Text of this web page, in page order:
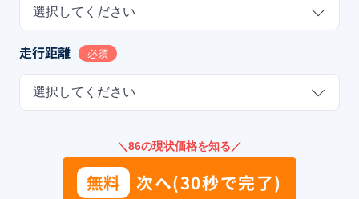
選択してください
走行距離 必須
選択してください
＼86の現状価格を知る／
無料 次へ(30秒で完了)